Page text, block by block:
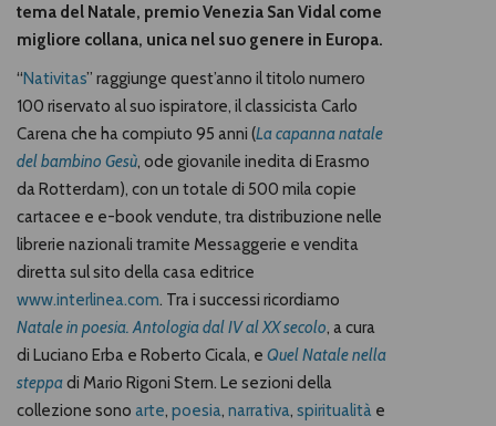
tema del Natale, premio Venezia San Vidal come
migliore collana, unica nel suo genere in Europa.
“Nativitas” raggiunge quest’anno il titolo numero
100 riservato al suo ispiratore, il classicista Carlo
Carena che ha compiuto 95 anni (La capanna natale
del bambino Gesù, ode giovanile inedita di Erasmo
da Rotterdam), con un totale di 500 mila copie
cartacee e e-book vendute, tra distribuzione nelle
librerie nazionali tramite Messaggerie e vendita
diretta sul sito della casa editrice
www.interlinea.com. Tra i successi ricordiamo
Natale in poesia. Antologia dal IV al XX secolo, a cura
di Luciano Erba e Roberto Cicala, e Quel Natale nella
steppadi Mario Rigoni Stern. Le sezioni della
collezione sono arte, poesia, narrativa, spiritualità e